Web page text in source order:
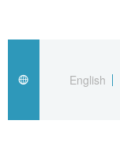
経済・ビジネス
国際
トップ
アーカイブ
In-depth
Japan DataEnglish